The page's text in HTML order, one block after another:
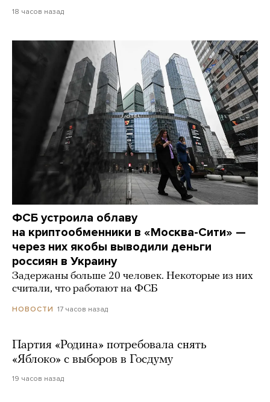
18 часов назад
ФСБ устроила облаву
на криптообменники в «Москва-Сити» —
через них якобы выводили деньги
россиян в Украину
Задержаны больше 20 человек. Некоторые из них
считали, что работают на ФСБ
НОВОСТИ 17 часов назад
Партия «Родина» потребовала снять
«Яблоко» с выборов в Госдуму
19 часов назад